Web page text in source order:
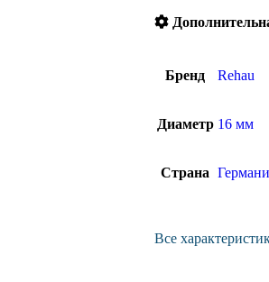
Бренд Rehau
Диаметр 16 мм
Страна
Все